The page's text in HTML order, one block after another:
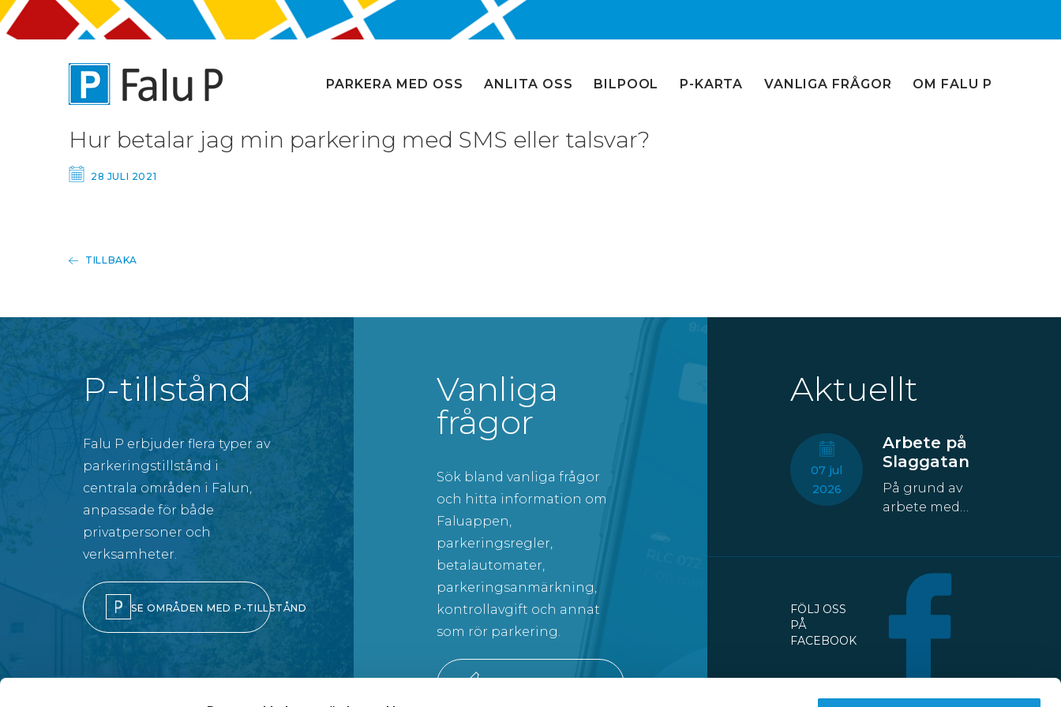
PARKERA MED OSS ANLITA OSS BILPOOL P-KARTA VANLIGA FRÅGOR OM FALU P
Hur betalar jag min parkering med SMS eller talsvar?
28 JULI 2021
TILLBAKA
P-tillstånd
Falu P erbjuder flera typer av
parkeringstillstånd i
centrala områden i Falun,
anpassade för både
privatpersoner och
verksamheter.
SE OMRÅDEN MED P-TILLSTÅND
Vanliga
frågor
Sök bland vanliga frågor
och hitta information om
Faluappen,
parkeringsregler,
betalautomater,
parkeringsanmärkning,
kontrollavgift och annat
som rör parkering.
Aktuellt
07 jul
2026
Arbete på
Slaggatan
På grund av
arbete med
att temporärt
försvinna från
Slaggatan. På
nordöstra
Slaggatan
enligt
FÖLJ OSS
PÅ
FACEBOOK